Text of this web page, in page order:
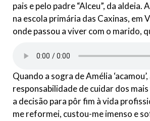
pais e pelo padre “Alceu”, da aldeia.
na escola primária das Caxinas, em
onde passou a viver com o marido,
Quando a sogra de Amélia ‘acamou’,
responsabilidade de cuidar dos
a decisão para pôr fim à vida
me reformei, custou-me imenso e